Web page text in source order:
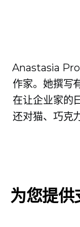
Anastasia
作家。她撰写
在让企业家的
还对猫、巧克
为您提供